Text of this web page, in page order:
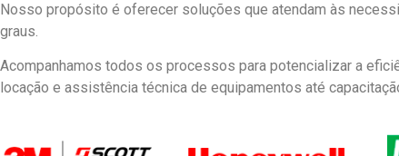
Nosso propósito é oferecer soluções que atendam às
graus.
Acompanhamos todos os processos para potencializar a
locação e assistência técnica de equipamentos até